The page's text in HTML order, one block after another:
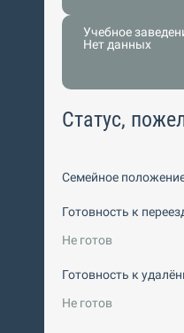
Учебное
Нет данных
Статус,
Семейное
Готовность к
Не готов
Готовность к
Не готов